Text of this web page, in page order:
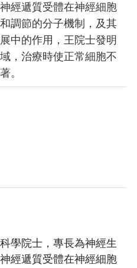
經遞質受體在神經細胞
調節的分子機制，及其
中的作用，王院士發明
，治療時使正常細胞不
。
學院士，專長為神經生
經遞質受體在神經細胞